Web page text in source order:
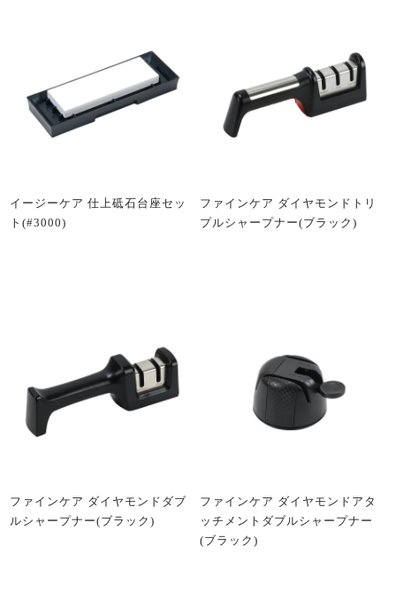
イージーケア 仕上砥石台座セッ
ト(#3000)
ファインケア ダイヤモンドトリ
プルシャープナー(ブラック)
ファインケア ダイヤモンドダブ
ルシャープナー(ブラック)
ファインケア ダイヤモンドアタ
ッチメントダブルシャープナー
(ブラック)